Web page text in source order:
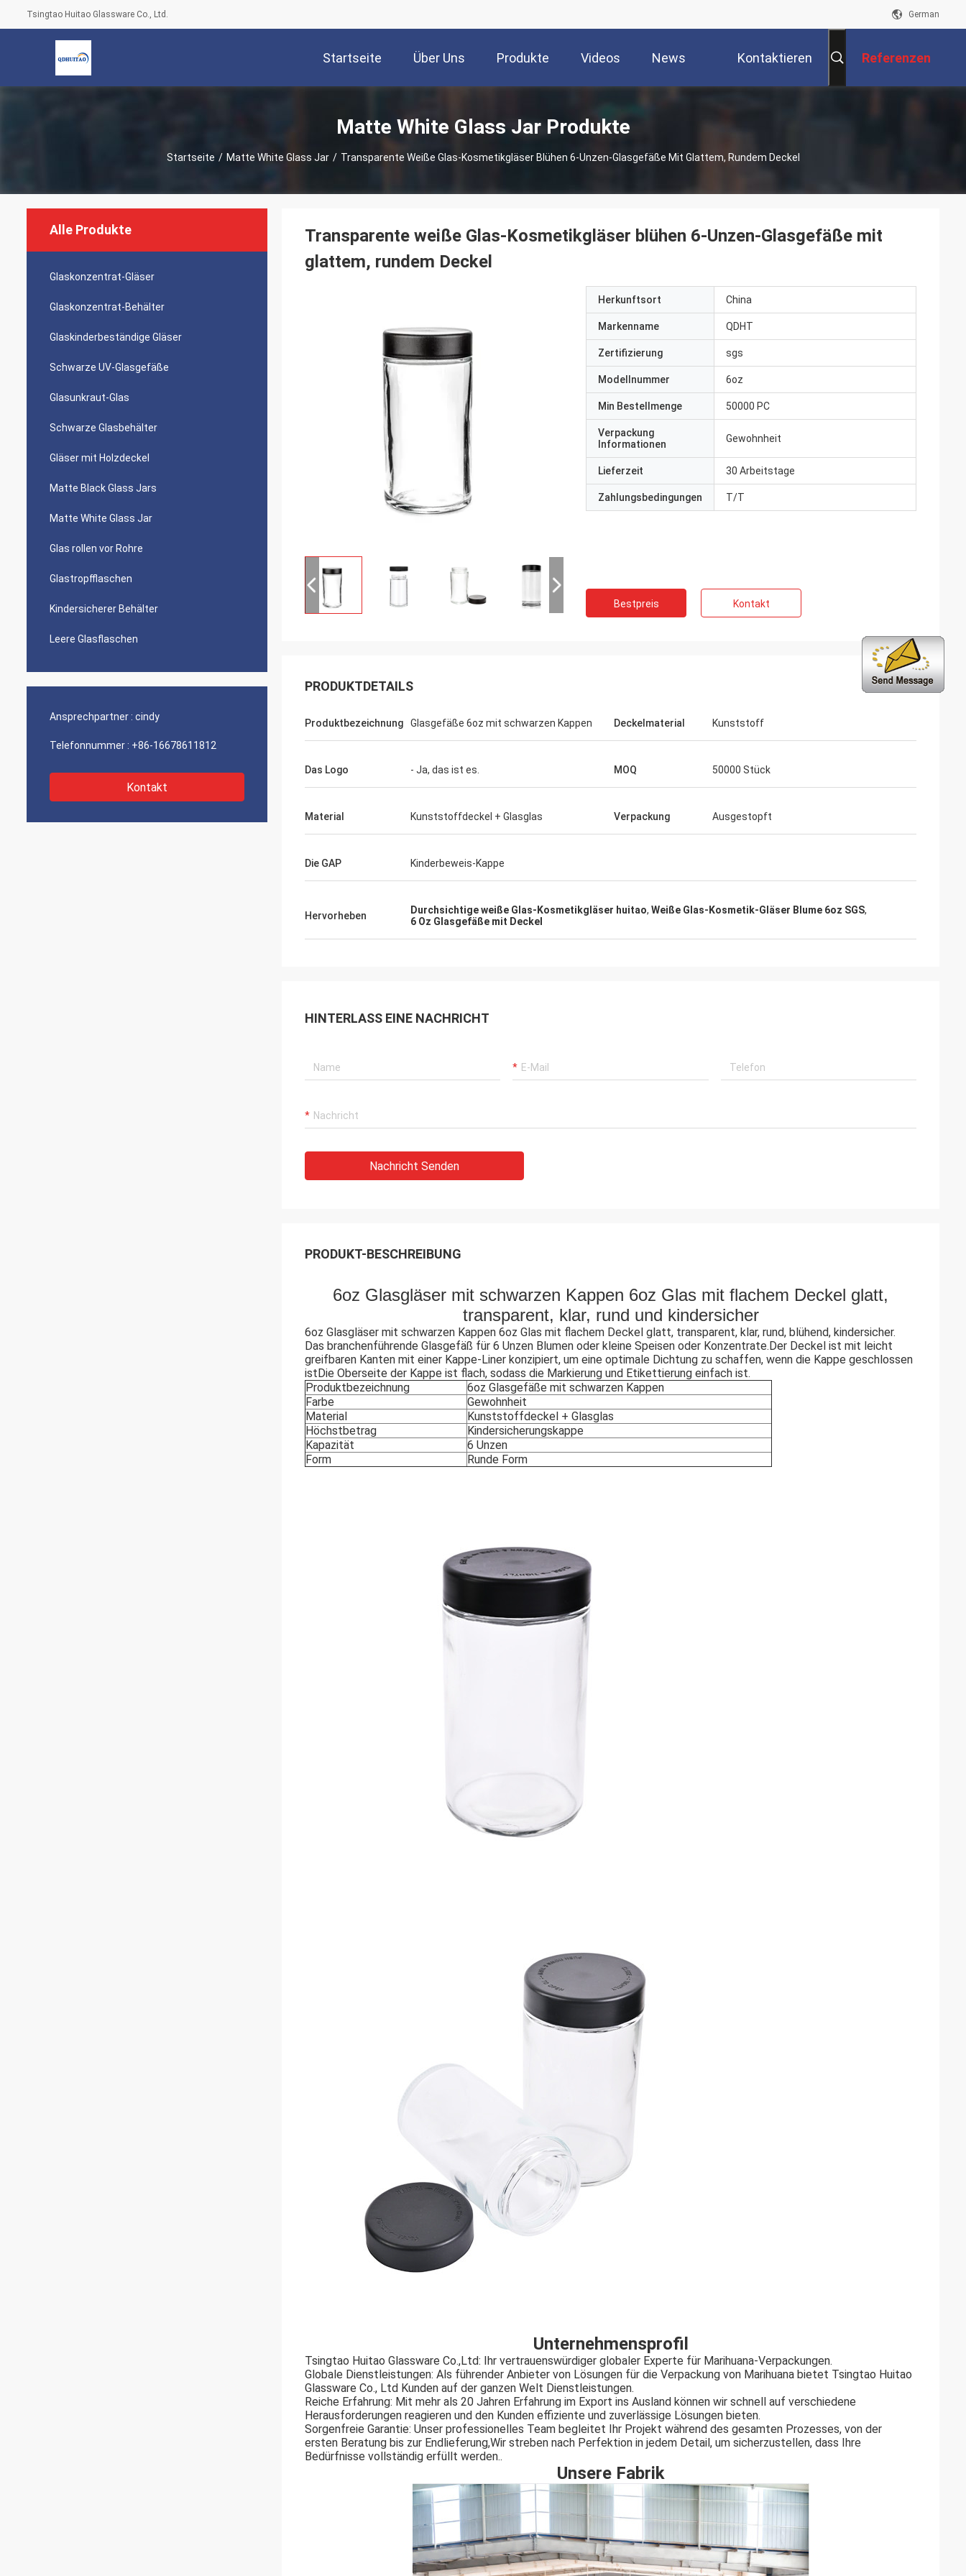
Tsingtao Huitao Glassware Co., Ltd. German
Startseite Über Uns Produkte Videos News Kontaktieren Referenzen
Matte White Glass Jar Produkte
Startseite / Matte White Glass Jar / Transparente Weiße Glas-Kosmetikgläser Blühen 6-Unzen-Glasgefäße Mit Glattem, Rundem Deckel
Alle Produkte
Glaskonzentrat-Gläser
Glaskonzentrat-Behälter
Glaskinderbeständige Gläser
Schwarze UV-Glasgefäße
Glasunkraut-Glas
Schwarze Glasbehälter
Gläser mit Holzdeckel
Matte Black Glass Jars
Matte White Glass Jar
Glas rollen vor Rohre
Glastropfflaschen
Kindersicherer Behälter
Leere Glasflaschen
Ansprechpartner : cindy
Telefonnummer : +86-16678611812
Kontakt
Transparente weiße Glas-Kosmetikgläser blühen 6-Unzen-Glasgefäße mit
glattem, rundem Deckel
Herkunftsort China
Markenname QDHT
Zertifizierung sgs
Modellnummer 6oz
Min Bestellmenge 50000 PC
Verpackung
Informationen
Gewohnheit
Lieferzeit 30 Arbeitstage
Zahlungsbedingungen T/T
Bestpreis Kontakt
PRODUKTDETAILS
Produktbezeichnung Glasgefäße 6oz mit schwarzen Kappen Deckelmaterial Kunststoff
Das Logo - Ja, das ist es. MOQ 50000 Stück
Material Kunststoffdeckel + Glasglas Verpackung Ausgestopft
Die GAP Kinderbeweis-Kappe
Hervorheben Durchsichtige weiße Glas-Kosmetikgläser huitao, Weiße Glas-Kosmetik-Gläser Blume 6oz SGS,
6 Oz Glasgefäße mit Deckel
HINTERLASS EINE NACHRICHT
Nachricht Senden
PRODUKT-BESCHREIBUNG
6oz Glasgläser mit schwarzen Kappen 6oz Glas mit flachem Deckel glatt,
transparent, klar, rund und kindersicher
6oz Glasgläser mit schwarzen Kappen 6oz Glas mit flachem Deckel glatt, transparent, klar, rund, blühend, kindersicher.
Das branchenführende Glasgefäß für 6 Unzen Blumen oder kleine Speisen oder Konzentrate.Der Deckel ist mit leicht
greifbaren Kanten mit einer Kappe-Liner konzipiert, um eine optimale Dichtung zu schaffen, wenn die Kappe geschlossen
istDie Oberseite der Kappe ist flach, sodass die Markierung und Etikettierung einfach ist.
Produktbezeichnung
6oz Glasgefäße mit schwarzen Kappen
Farbe
Gewohnheit
Material
Kunststoffdeckel + Glasglas
Höchstbetrag
Kindersicherungskappe
Kapazität
6 Unzen
Form
Runde Form
Unternehmensprofil
Tsingtao Huitao Glassware Co.,Ltd: Ihr vertrauenswürdiger globaler Experte für Marihuana-Verpackungen.
Globale Dienstleistungen: Als führender Anbieter von Lösungen für die Verpackung von Marihuana bietet Tsingtao Huitao
Glassware Co., Ltd Kunden auf der ganzen Welt Dienstleistungen.
Reiche Erfahrung: Mit mehr als 20 Jahren Erfahrung im Export ins Ausland können wir schnell auf verschiedene
Herausforderungen reagieren und den Kunden effiziente und zuverlässige Lösungen bieten.
Sorgenfreie Garantie: Unser professionelles Team begleitet Ihr Projekt während des gesamten Prozesses, von der
ersten Beratung bis zur Endlieferung,Wir streben nach Perfektion in jedem Detail, um sicherzustellen, dass Ihre
Bedürfnisse vollständig erfüllt werden..
Unsere Fabrik